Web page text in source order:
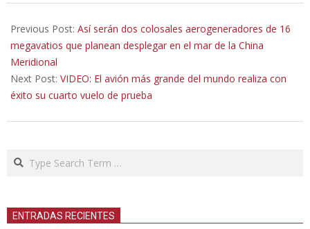
03-
01
Previous Post: Así serán dos colosales aerogeneradores de 16
megavatios que planean desplegar en el mar de la China
Meridional
Next Post: VIDEO: El avión más grande del mundo realiza con
éxito su cuarto vuelo de prueba
Search
ENTRADAS RECIENTES